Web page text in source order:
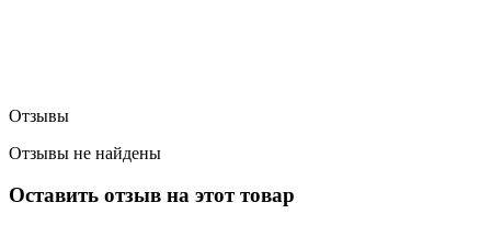
Отзывы
Отзывы не найдены
Оставить отзыв на этот товар